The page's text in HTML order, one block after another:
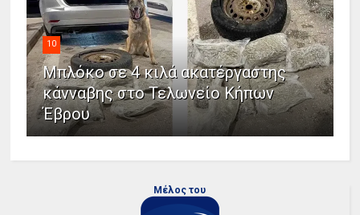
10
Μπλόκο σε 4 κιλά ακατέργαστης
κάνναβης στο Τελωνείο Κήπων
Έβρου
Μέλος του